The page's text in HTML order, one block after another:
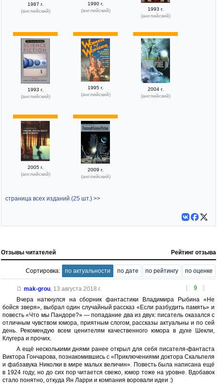
1987 г.
(английский)
1990 г.
(английский)
1993 г.
(английский)
1993 г.
(английский)
1995 г.
(английский)
2004 г.
(английский)
2005 г.
(английский)
2009 г.
(английский)
страница всех изданий (25 шт.) >>
Отзывы читателей Рейтинг отзыва
Сортировка: по актуальности по дате по рейтингу по оценке
[ 9 ]
mak-grou, 13 августа 2018 г.
Вчера наткнулся на сборник фантастики Владимира Рыбина «Не
бойся зверя», выбрал один случайный рассказ «Если разбудить память» и
повесть «Что мы Пандоре?» — попадание два из двух: писатель оказался с
отличным чувством юмора, приятным слогом, рассказы актуальны и по сей
день. Рекомендую всем ценителям качественного юмора в духе Шекли,
Клугера и прочих.
А ещё несколькими днями ранее открыл для себя писателя-фантаста
Виктора Гончарова, познакомившись с «Приключениями доктора Скальпеля
и фабзавука Николки в мире малых величин». Повесть была написана ещё
в 1924 году, но до сих пор читается свежо, юмор тоже на уровне. Вдобавок
стало понятно, откуда Ян Ларри и компания воровали идеи :)